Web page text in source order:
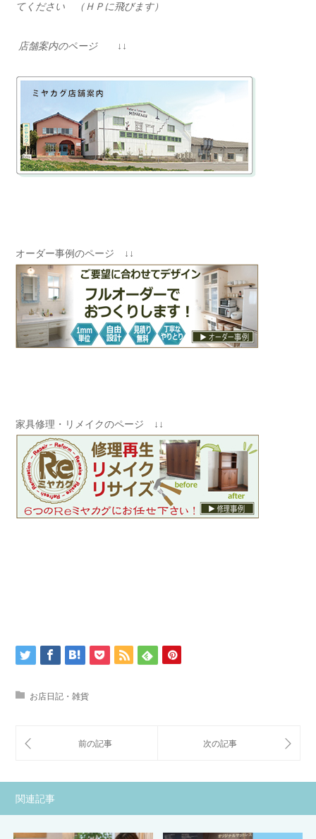
てください （ＨＰに飛びます）
店舗案内のページ ↓↓
オーダー事例のページ ↓↓
家具修理・リメイクのページ ↓↓
お店日記・雑貨
関連記事